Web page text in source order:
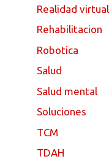
Realidad virtual
Rehabilitacion
Robotica
Salud
Salud mental
Soluciones
TCM
TDAH